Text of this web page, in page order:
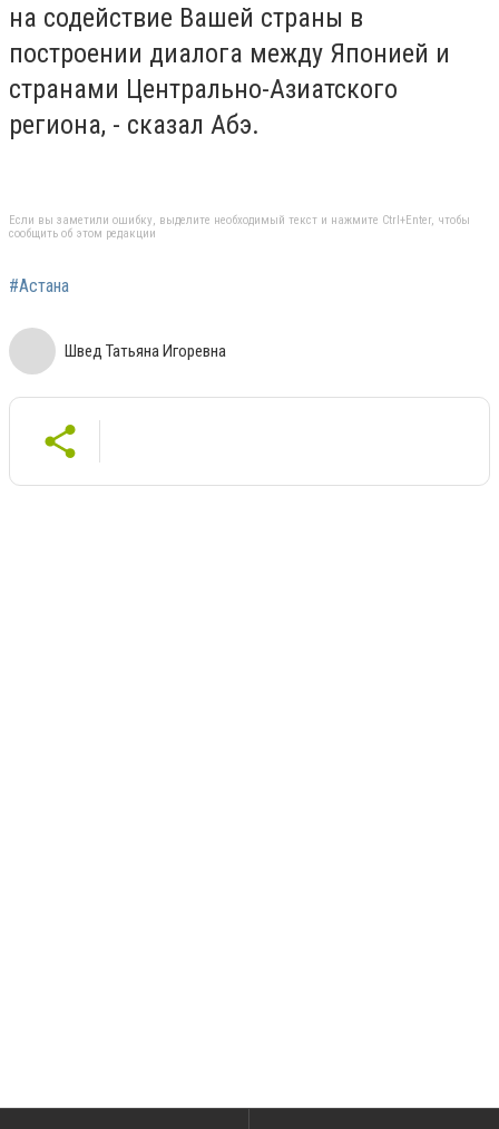
на содействие Вашей страны в
построении диалога между Японией и
странами Центрально-Азиатского
региона, - сказал Абэ.
Если вы заметили ошибку, выделите необходимый текст и нажмите Ctrl+Enter, чтобы
сообщить об этом редакции
#Астана
Швед Татьяна Игоревна